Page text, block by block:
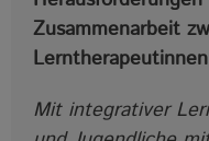
Zusammenarbeit
Mit integrativer